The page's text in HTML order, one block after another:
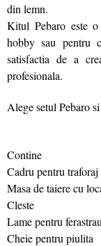
din lemn.
Kitul Pebaro este o
hobby sau pentru
satisfactia de a
profesionala.
Alege setul Pebaro
Contine
Cadru pentru traforaj
Masa de taiere cu
Cleste
Lame pentru ferastrau
Cheie pentru piulita